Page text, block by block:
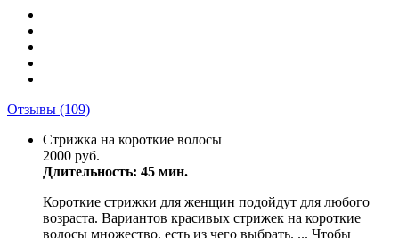
Отзывы (109)
Стрижка на короткие волосы
2000 руб.
Длительность: 45 мин.
Короткие стрижки для женщин подойдут для любого
возраста. Вариантов красивых стрижек на короткие
волосы множество, есть из чего выбрать. ... Чтобы